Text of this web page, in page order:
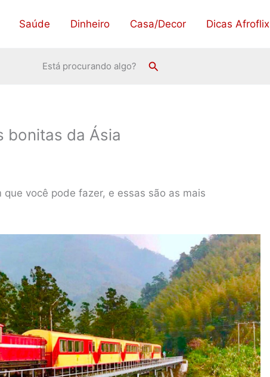
Saúde Dinheiro Casa/Decor Dicas Afroflix
Está procurando algo? Pesquisar
bonitas da Ásia
você pode fazer, e essas são as mais